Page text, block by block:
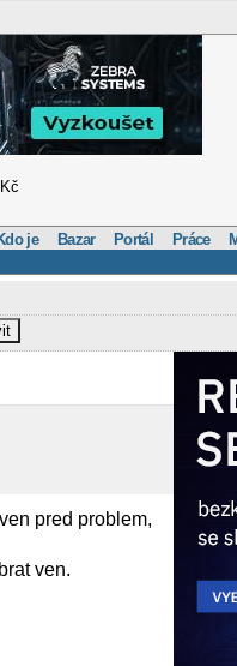
je Bazar Portál Práce
pred problem,
ven.